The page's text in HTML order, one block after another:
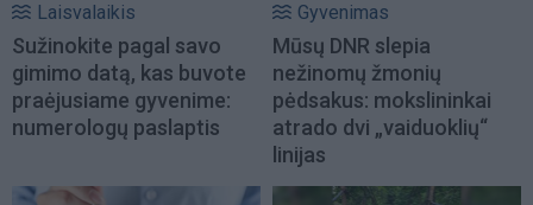
Laisvalaikis
Sužinokite pagal savo
gimimo datą, kas buvote
praėjusiame gyvenime:
numerologų paslaptis
Gyvenimas
Mūsų DNR slepia
nežinomų žmonių
pėdsakus: mokslininkai
atrado dvi „vaiduoklių“
linijas